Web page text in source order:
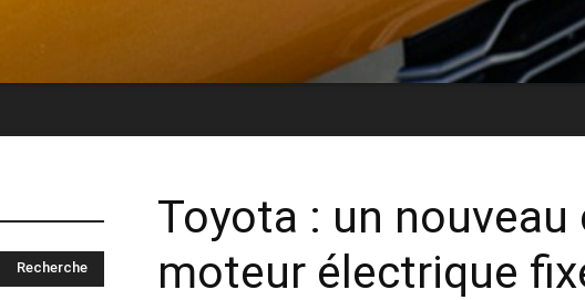
Toyota : un
moteur électrique